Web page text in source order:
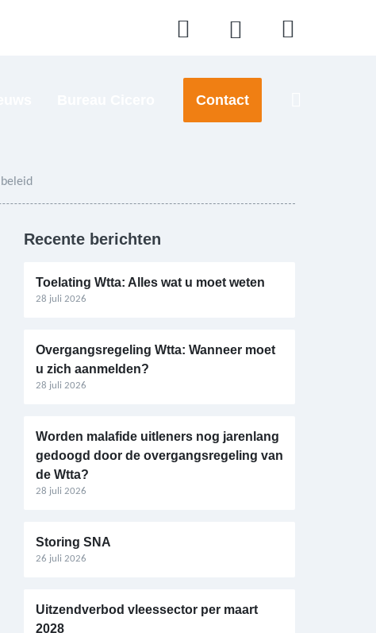
Contact
Recente berichten
Toelating Wtta: Alles wat u moet weten
28 juli 2026
Overgangsregeling Wtta: Wanneer moet
u zich aanmelden?
28 juli 2026
Worden malafide uitleners nog jarenlang
gedoogd door de overgangsregeling van
de Wtta?
28 juli 2026
Storing SNA
26 juli 2026
Uitzendverbod vleessector per maart
2028